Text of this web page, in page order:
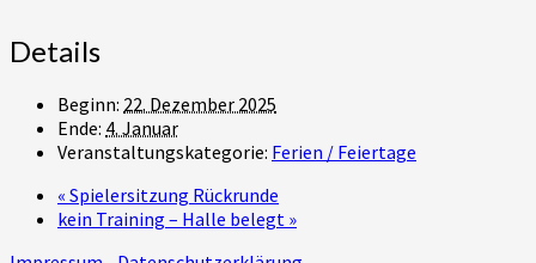
Details
Beginn: 22. Dezember 2025
Ende: 4. Januar
Veranstaltungskategorie: Ferien / Feiertage
« Spielersitzung Rückrunde
kein Training – Halle belegt »